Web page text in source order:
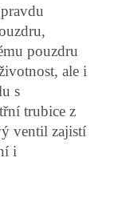
pouzdru
ale i
s
trubice z
ventil zajistí
i